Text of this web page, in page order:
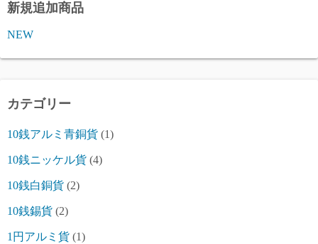
新規追加商品
NEW
カテゴリー
10銭アルミ青銅貨 (1)
10銭ニッケル貨 (4)
10銭白銅貨 (2)
10銭錫貨 (2)
1円アルミ貨 (1)